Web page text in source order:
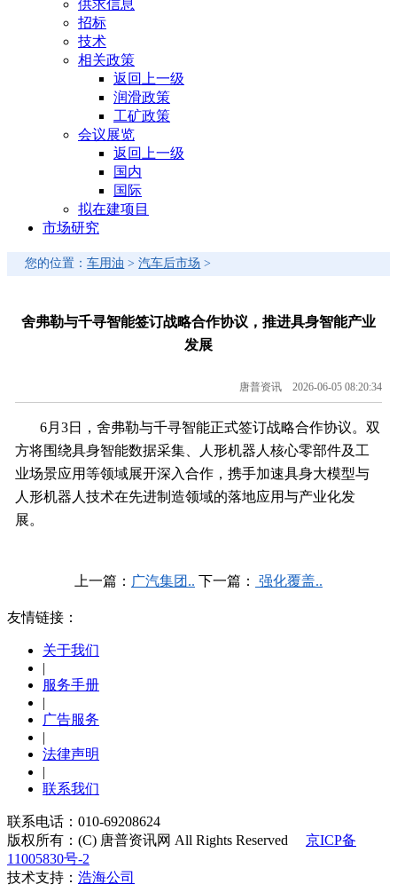
供求信息
招标
技术
相关政策
返回上一级
润滑政策
工矿政策
会议展览
返回上一级
国内
国际
拟在建项目
市场研究
您的位置：车用油 >汽车后市场 >
舍弗勒与千寻智能签订战略合作协议，推进具身智能产业
发展
唐普资讯 2026-06-05 08:20:34
6月3日，舍弗勒与千寻智能正式签订战略合作协议。双
方将围绕具身智能数据采集、人形机器人核心零部件及工
业场景应用等领域展开深入合作，携手加速具身大模型与
人形机器人技术在先进制造领域的落地应用与产业化发
展。
上一篇： 广汽集团.. 下一篇： 强化覆盖..
友情链接：
关于我们
|
服务手册
|
广告服务
|
法律声明
|
联系我们
联系电话：010-69208624
版权所有：(C) 唐普资讯网 All Rights Reserved 京ICP备
11005830号-2
技术支持： 浩海公司